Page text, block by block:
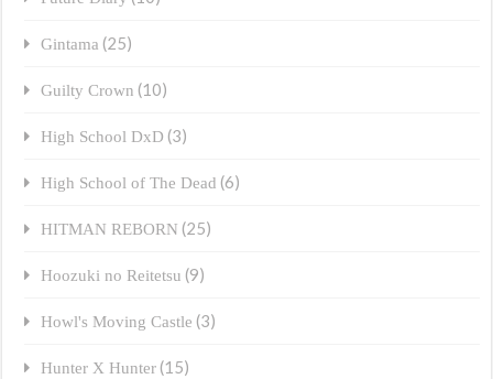
Gintama (25)
Guilty Crown (10)
High School DxD (3)
High School of The Dead (6)
HITMAN REBORN (25)
Hoozuki no Reitetsu (9)
Howl's Moving Castle (3)
Hunter X Hunter (15)